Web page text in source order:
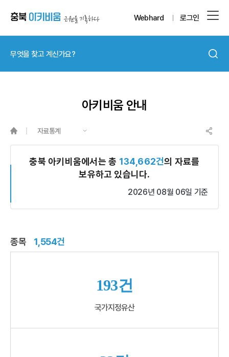
Webhard 로그인
아키비움 안내
자료통계
충북 아키비움에서는 총 134,662건의 자료를
보유하고 있습니다.
2026년 08월 06일 기준
종목 1,554건
193건
국가지정유산